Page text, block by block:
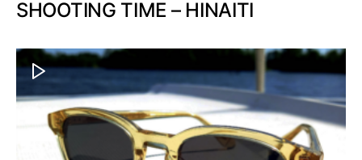
SHOOTING TIME – HINAITI